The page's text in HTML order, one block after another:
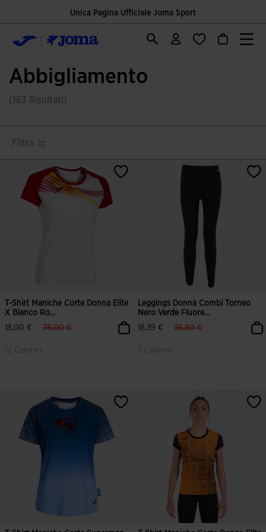
Unica Pagina Ufficiale Joma Sport
Abbigliamento
(163 Risultati)
Filtra
T-Shirt Maniche Corte Donna Elite
X Bianco Ro...
18,00 €
label.price.reduced.from
36,00 €label.price.to
12 Colores
Leggings Donna Combi Torneo
Nero Verde Fluore...
18,39 €
label.price.reduced.from
36,80 €label.price.to
7 Colores